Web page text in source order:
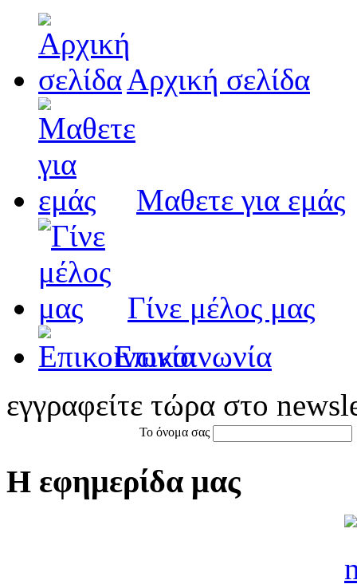
Αρχική σελίδα
Μαθετε για εμάς
Γίνε μέλος μας
Eπικοινωνία
εγγραφείτε τώρα στο
Το όνομα σας
Η εφημερίδα μας